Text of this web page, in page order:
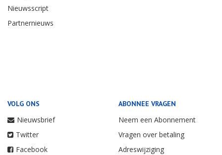
Nieuwsscript
Partnernieuws
VOLG ONS
Nieuwsbrief
Twitter
Facebook
ABONNEE VRAGEN
Neem een Abonnement
Vragen over betaling
Adreswijziging